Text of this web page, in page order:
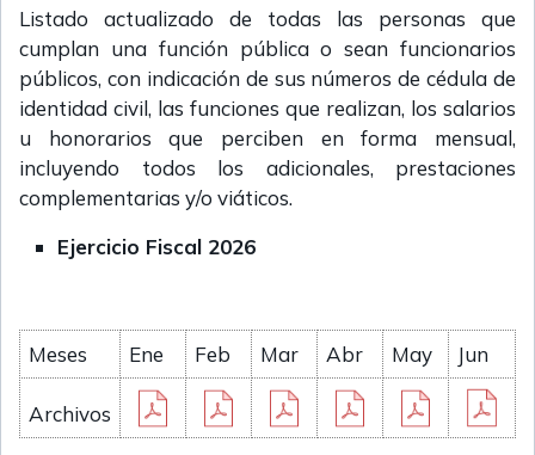
Listado actualizado de todas las personas que
cumplan una función pública o sean funcionarios
públicos, con indicación de sus números de cédula de
identidad civil, las funciones que realizan, los salarios
u honorarios que perciben en forma mensual,
incluyendo todos los adicionales, prestaciones
complementarias y/o viáticos.
Ejercicio Fiscal 2026
Meses Ene Feb Mar Abr May Jun
Archivos